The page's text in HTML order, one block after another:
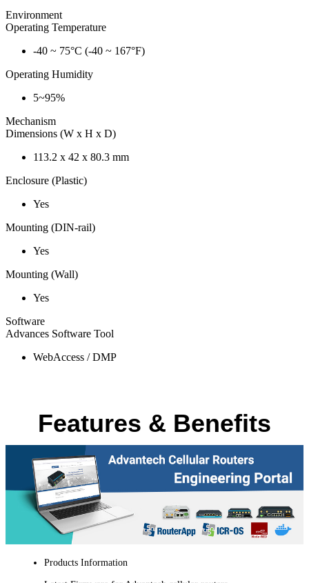
Environment
Operating Temperature
-40 ~ 75°C (-40 ~ 167°F)
Operating Humidity
5~95%
Mechanism
Dimensions (W x H x D)
113.2 x 42 x 80.3 mm
Enclosure (Plastic)
Yes
Mounting (DIN-rail)
Yes
Mounting (Wall)
Yes
Software
Advances Software Tool
WebAccess / DMP
Features & Benefits
Products Information